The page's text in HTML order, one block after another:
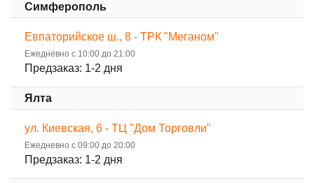
Симферополь
Евпаторийское ш., 8 - ТРК "Меганом"
Ежедневно с 10:00 до 21:00
Предзаказ: 1-2 дня
Ялта
ул. Киевская, 6 - ТЦ "Дом Торговли"
Ежедневно с 09:00 до 20:00
Предзаказ: 1-2 дня